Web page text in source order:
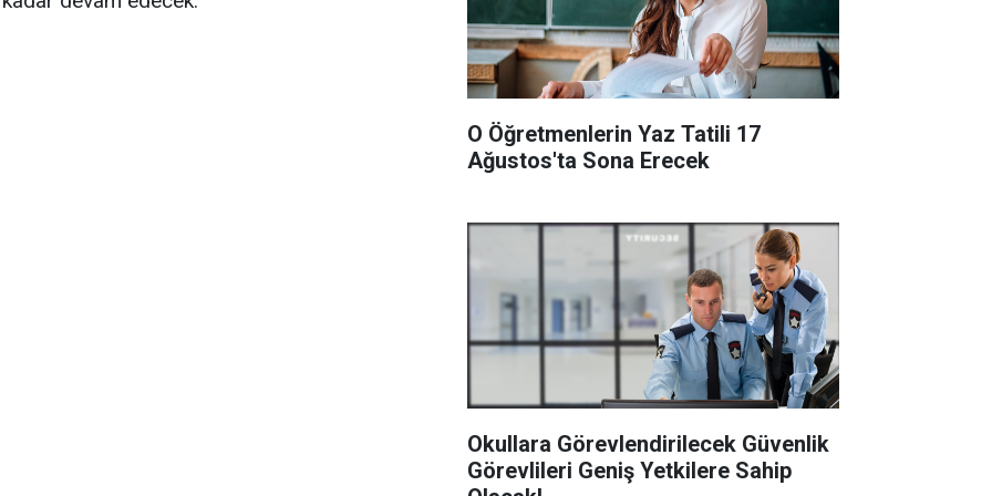
O Öğretmenlerin Yaz Tatili 17
Ağustos'ta Sona Erecek
Okullara Görevlendirilecek Güvenlik
Görevlileri Geniş Yetkilere Sahip